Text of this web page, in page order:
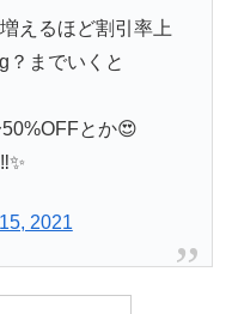
えるほど割引率上
？までいくと
とか😍
2021